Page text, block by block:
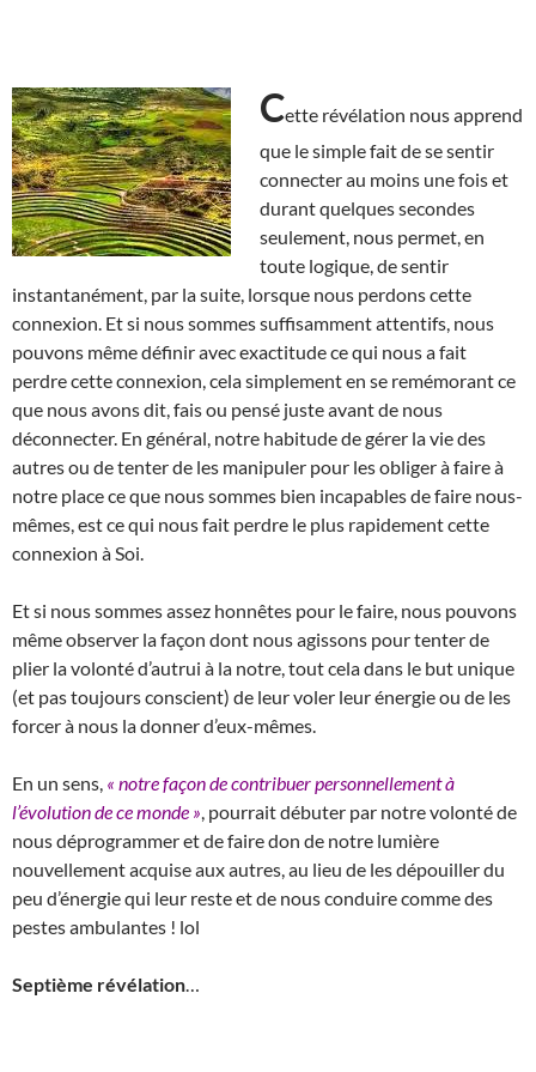
Cette révélation nous apprend
que le simple fait de se sentir
connecter au moins une fois et
durant quelques secondes
seulement, nous permet, en
toute logique, de sentir
instantanément, par la suite, lorsque nous perdons cette
connexion. Et si nous sommes suffisamment attentifs, nous
pouvons même définir avec exactitude ce qui nous a fait
perdre cette connexion, cela simplement en se remémorant ce
que nous avons dit, fais ou pensé juste avant de nous
déconnecter. En général, notre habitude de gérer la vie des
autres ou de tenter de les manipuler pour les obliger à faire à
notre place ce que nous sommes bien incapables de faire nous-
mêmes, est ce qui nous fait perdre le plus rapidement cette
connexion à Soi.
Et si nous sommes assez honnêtes pour le faire, nous pouvons
même observer la façon dont nous agissons pour tenter de
plier la volonté d’autrui à la notre, tout cela dans le but unique
(et pas toujours conscient) de leur voler leur énergie ou de les
forcer à nous la donner d’eux-mêmes.
En un sens, « notre façon de contribuer personnellement à
l’évolution de ce monde » , pourrait débuter par notre volonté de
nous déprogrammer et de faire don de notre lumière
nouvellement acquise aux autres, au lieu de les dépouiller du
peu d’énergie qui leur reste et de nous conduire comme des
pestes ambulantes ! lol
Septième révélation